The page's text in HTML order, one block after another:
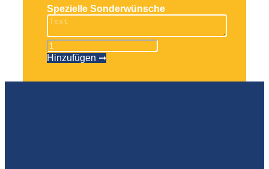
Spezielle Sonderwünsche
Toucan
10
E
Hinzufügen ➞